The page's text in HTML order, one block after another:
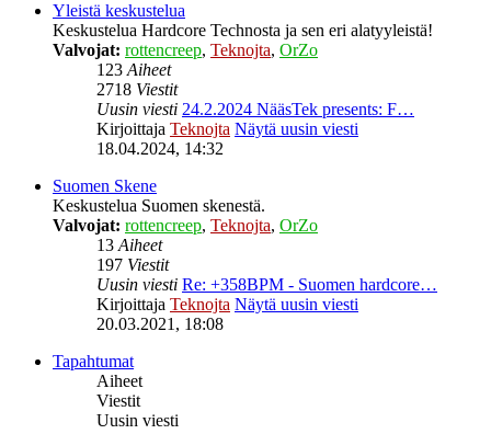
Yleistä keskustelua
Keskustelua Hardcore Technosta ja sen eri alatyyleistä!
Valvojat: rottencreep, Teknojta, OrZo
123Aiheet
2718 Viestit
Uusin viesti 24.2.2024 NääsTek presents: F…
Kirjoittaja Teknojta Näytä uusin viesti
18.04.2024, 14:32
Suomen Skene
Keskustelua Suomen skenestä.
Valvojat: rottencreep, Teknojta, OrZo
13Aiheet
197 Viestit
Uusin viesti Re: +358BPM - Suomen hardcore…
Kirjoittaja Teknojta Näytä uusin viesti
20.03.2021, 18:08
Tapahtumat
Aiheet
Viestit
Uusin viesti